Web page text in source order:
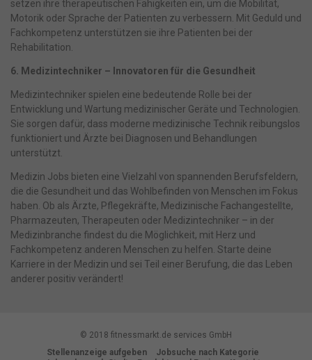
setzen ihre therapeutischen Fähigkeiten ein, um die Mobilität,
Motorik oder Sprache der Patienten zu verbessern. Mit Geduld und
Fachkompetenz unterstützen sie ihre Patienten bei der
Rehabilitation.
6. Medizintechniker – Innovatoren für die Gesundheit
Medizintechniker spielen eine bedeutende Rolle bei der
Entwicklung und Wartung medizinischer Geräte und Technologien.
Sie sorgen dafür, dass moderne medizinische Technik reibungslos
funktioniert und Ärzte bei Diagnosen und Behandlungen
unterstützt.
Medizin Jobs bieten eine Vielzahl von spannenden Berufsfeldern,
die die Gesundheit und das Wohlbefinden von Menschen im Fokus
haben. Ob als Ärzte, Pflegekräfte, Medizinische Fachangestellte,
Pharmazeuten, Therapeuten oder Medizintechniker – in der
Medizinbranche findest du die Möglichkeit, mit Herz und
Fachkompetenz anderen Menschen zu helfen. Starte deine
Karriere in der Medizin und sei Teil einer Berufung, die das Leben
anderer positiv verändert!
© 2018 fitnessmarkt.de services GmbH
Stellenanzeige aufgeben
Jobsuche nach Kategorie